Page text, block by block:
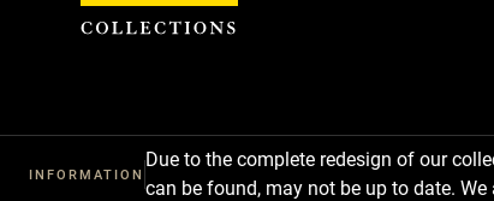
INFORMATION
Due to the complete redesign of our
can be found, may not be up to date.
Cookies management panel